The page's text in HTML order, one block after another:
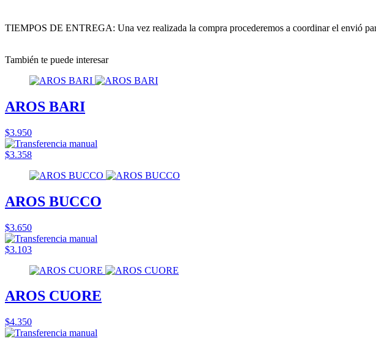
TIEMPOS DE ENTREGA: Una vez realizada la compra procederemos a coordinar el envió
También te puede interesar
AROS BARI
$3.950
$3.358
AROS BUCCO
$3.650
$3.103
AROS CUORE
$4.350